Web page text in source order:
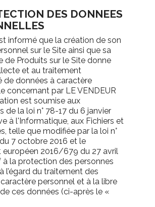
DES DONNEES
informé que la création de son
sur le Site ainsi que sa
de Produits sur le Site donne
et au traitement
de données à caractère
concernant par LE VENDEUR
est soumise aux
de la loi n° 78-17 du 6 janvier
à l'Informatique, aux Fichiers et
telle que modifiée par la loi n°
7 octobre 2016 et le
européen 2016/679 du 27 avril
à la protection des personnes
l’égard du traitement des
personnel et à la libre
ces données (ci-après le «